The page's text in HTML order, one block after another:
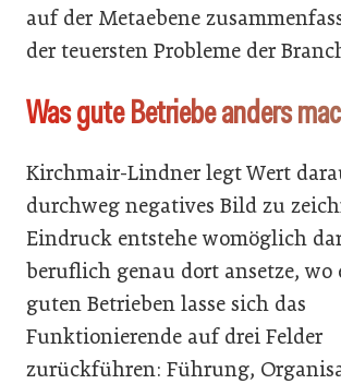
auf der Metaebene
der teuersten Probleme der
Was gute Betriebe anders
Kirchmair-Lindner legt Wert
durchweg negatives Bild zu
Eindruck entstehe womöglich
beruflich genau dort ansetze, wo
guten Betrieben lasse sich das
Funktionierende auf drei Felder
zurückführen: Führung,